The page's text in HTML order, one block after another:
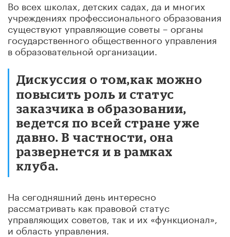
Во всех школах, детских садах, да и многих
учреждениях профессионального образования
существуют управляющие советы – органы
государственного общественного управления
в образовательной организации.
Дискуссия о том,как можно
повысить роль и статус
заказчика в образовании,
ведется по всей стране уже
давно. В частности, она
развернется и в рамках
клуба.
На сегодняшний день интересно
рассматривать как правовой статус
управляющих советов, так и их «функционал»,
и область управления.